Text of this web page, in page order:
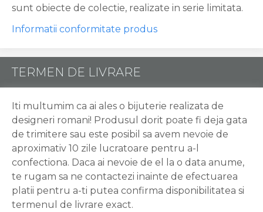
sunt obiecte de colectie, realizate in serie limitata.
Informatii conformitate produs
TERMEN DE LIVRARE
Iti multumim ca ai ales o bijuterie realizata de
designeri romani! Produsul dorit poate fi deja gata
de trimitere sau este posibil sa avem nevoie de
aproximativ 10 zile lucratoare pentru a-l
confectiona. Daca ai nevoie de el la o data anume,
te rugam sa ne contactezi inainte de efectuarea
platii pentru a-ti putea confirma disponibilitatea si
termenul de livrare exact.